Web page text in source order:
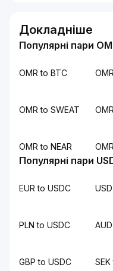
Докладніше
Популярні пари
OMR to BTC
OMR to SWEAT
OMR to NEAR
Популярні пари
EUR to USDC
PLN to USDC
GBP to USDC